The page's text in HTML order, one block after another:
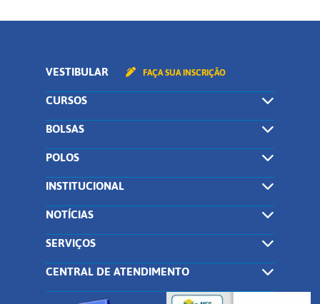
VESTIBULAR FAÇA SUA INSCRIÇÃO
CURSOS
BOLSAS
POLOS
INSTITUCIONAL
NOTÍCIAS
SERVIÇOS
CENTRAL DE ATENDIMENTO